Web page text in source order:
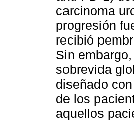
carcinoma
progresión
recibió
Sin
sobrevida
diseñado
de los
aquellos